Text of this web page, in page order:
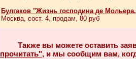
Булгаков "Жизнь господина де
Москва, сост. 4, продам, 80 руб
Также вы можете оставить
прочитать", и мы сообщим вам,